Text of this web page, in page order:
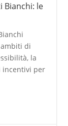
Bianchi: le
di
la
incentivi per